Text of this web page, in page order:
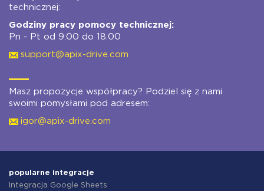
technicznej:
Godziny pracy pomocy technicznej:
Pn - Pt od 9:00 do 18:00
support@apix-drive.com
Masz propozycje współpracy? Podziel się z nami
swoimi pomysłami pod adresem:
igor@apix-drive.com
popularne integracje
Integracja Google Sheets